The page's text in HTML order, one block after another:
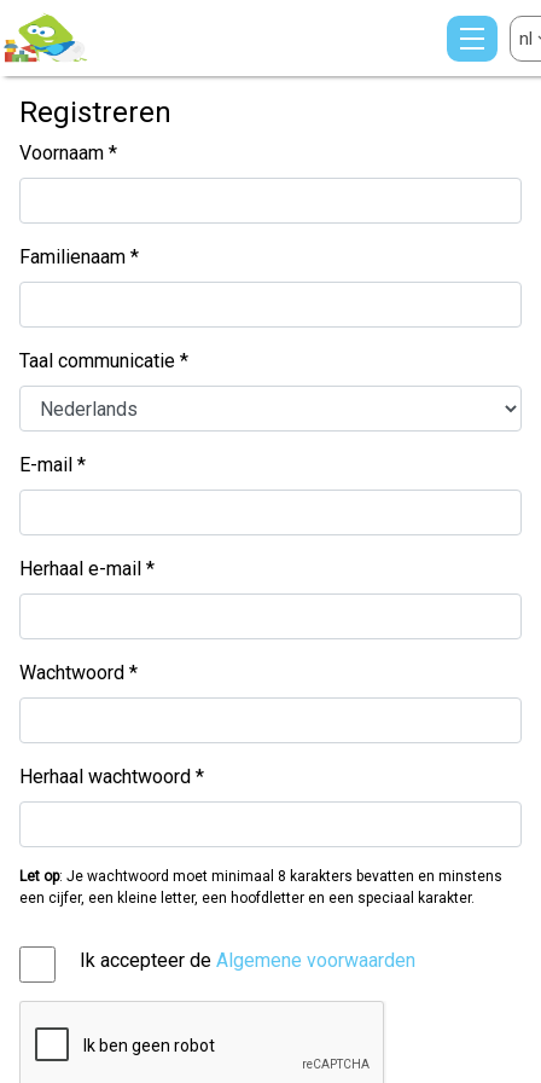
nl
Registreren
Voornaam
Familienaam
Taal communicatie
E-mail
Herhaal e-mail
Wachtwoord
Herhaal wachtwoord
Let op: Je wachtwoord moet minimaal 8 karakters bevatten en minstens
een cijfer, een kleine letter, een hoofdletter en een speciaal karakter.
Ik accepteer de Algemene voorwaarden